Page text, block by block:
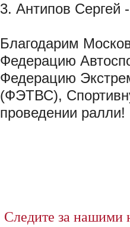
3. Антипов Сергей
Благодарим
Федерацию
Федерацию
(ФЭТВС),
проведении ралли!
Следите за нашими